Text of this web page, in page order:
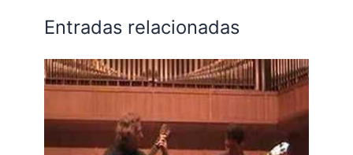
Entradas relacionadas